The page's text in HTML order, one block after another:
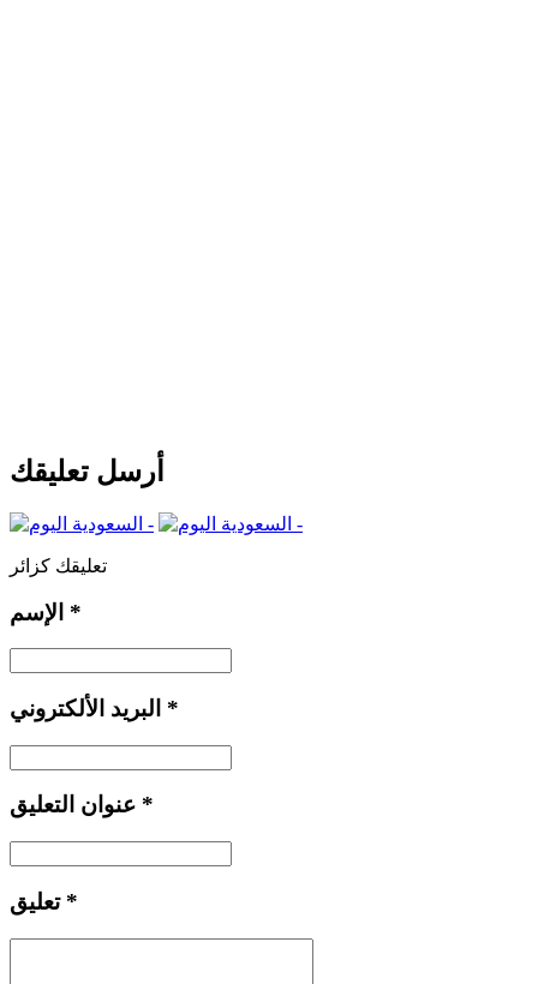
أرسل تعليقك
تعليقك كزائر
*
*
*
تعليق *